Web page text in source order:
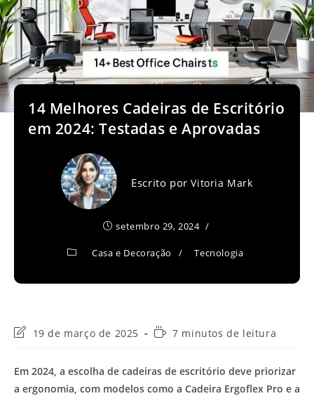
14 Melhores Cadeiras de Escritório
em 2024: Testadas e Aprovadas
Escrito porVitoria Mark
setembro 29, 2024
Casa e Decoração / Tecnologia
Última
post:
19 de março de 2025
Tempo7 minutos de leitura
Em 2024, a escolha de cadeiras de escritório deve priorizar
a ergonomia, com modelos como a Cadeira Ergoflex Pro e a